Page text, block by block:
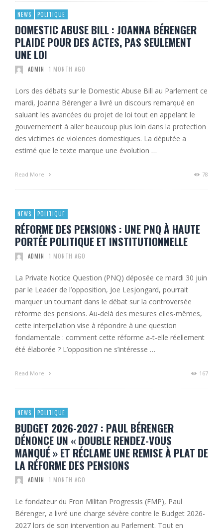
NEWS POLITIQUE
DOMESTIC ABUSE BILL : JOANNA BÉRENGER
PLAIDE POUR DES ACTES, PAS SEULEMENT
UNE LOI
ADMIN 1 MONTH AGO
Lors des débats sur le Domestic Abuse Bill au Parlement ce
mardi, Joanna Bérenger a livré un discours remarqué en
saluant les avancées du projet de loi tout en appelant le
gouvernement à aller beaucoup plus loin dans la protection
des victimes de violences domestiques. La députée a
estimé que le texte marque une évolution …
Read More 78
NEWS POLITIQUE
RÉFORME DES PENSIONS : UNE PNQ À HAUTE
PORTÉE POLITIQUE ET INSTITUTIONNELLE
ADMIN 1 MONTH AGO
La Private Notice Question (PNQ) déposée ce mardi 30 juin
par le Leader de l’opposition, Joe Lesjongard, pourrait
marquer un tournant dans le débat sur la controversée
réforme des pensions. Au-delà des mesures elles-mêmes,
cette interpellation vise à répondre à une question
fondamentale : comment cette réforme a-t-elle réellement
été élaborée ? L’opposition ne s’intéresse …
Read More 167
NEWS POLITIQUE
BUDGET 2026-2027 : PAUL BÉRENGER
DÉNONCE UN « DOUBLE RENDEZ-VOUS
MANQUÉ » ET RÉCLAME UNE REMISE À PLAT DE
LA RÉFORME DES PENSIONS
ADMIN 1 MONTH AGO
Le fondateur du Fron Militan Progressis (FMP), Paul
Bérenger, a livré une charge sévère contre le Budget 2026-
2027 lors de son intervention au Parlement. Tout en